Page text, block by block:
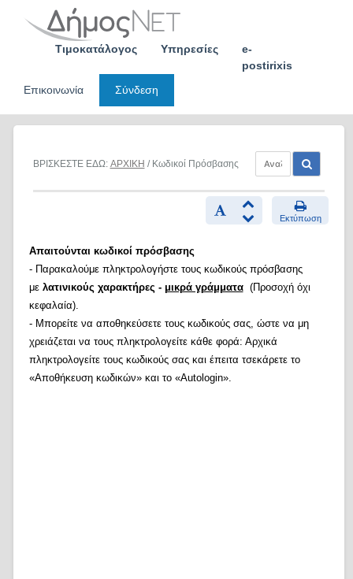
Τιμοκατάλογος Υπηρεσίες
e-
postirixis
Επικοινωνία
Σύνδεση
ΒΡΙΣΚΕΣΤΕ ΕΔΩ: ΑΡΧΙΚΗ / Κωδικοί Πρόσβασης
Εκτύπωση
Απαιτούνται κωδικοί πρόσβασης
- Παρακαλούμε πληκτρολογήστε τους κωδικούς πρόσβασης
με λατινικούς χαρακτήρες - μικρά γράμματα(Προσοχή όχι
κεφαλαία).
- Μπορείτε να αποθηκεύσετε τους κωδικούς σας, ώστε να μη
χρειάζεται να τους πληκτρολογείτε κάθε φορά: Αρχικά
πληκτρολογείτε τους κωδικούς σας και έπειτα τσεκάρετε το
«Αποθήκευση κωδικών» και το «Autologin».